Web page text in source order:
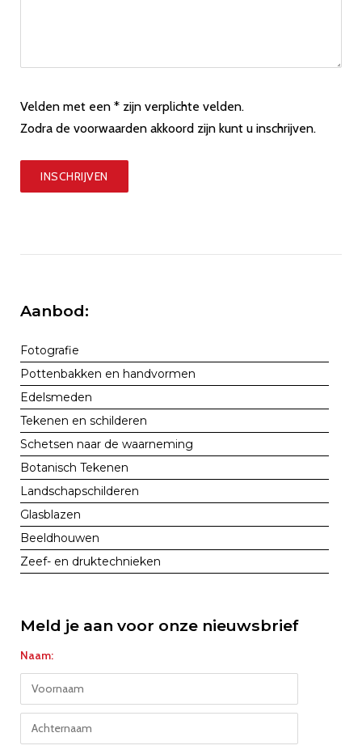
Velden met een * zijn verplichte velden.
Zodra de voorwaarden akkoord zijn kunt u inschrijven.
Aanbod:
Fotografie
Pottenbakken en handvormen
Edelsmeden
Tekenen en schilderen
Schetsen naar de waarneming
Botanisch Tekenen
Landschapschilderen
Glasblazen
Beeldhouwen
Zeef- en druktechnieken
Meld je aan voor onze nieuwsbrief
Naam: